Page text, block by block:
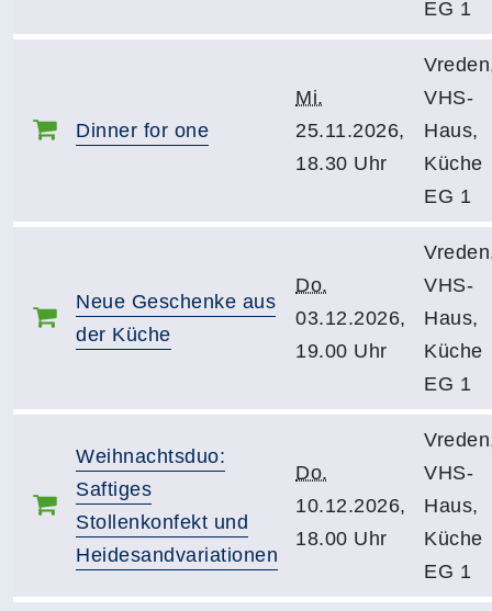
EG 1
Dinner for one
Mi.
25.11.2026,
18.30 Uhr
VHS-
Haus,
Küche
EG 1
Neue Geschenke aus
der Küche
Do.
03.12.2026,
19.00 Uhr
VHS-
Haus,
Küche
EG 1
Weihnachtsduo:
Saftiges
Stollenkonfekt und
Heidesandvariationen
Do.
10.12.2026,
18.00 Uhr
VHS-
Haus,
Küche
EG 1